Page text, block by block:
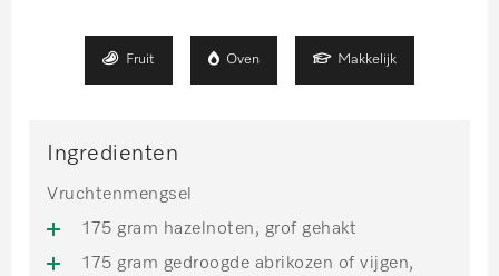
Fruit Oven Makkelijk
Ingredienten
Vruchtenmengsel
175 gram hazelnoten, grof gehakt
175 gram gedroogde abrikozen of vijgen,